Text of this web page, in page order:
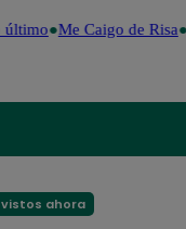
Me Caigo de Risa
vistos ahora